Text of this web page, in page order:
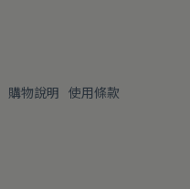
購物說明 使用條款